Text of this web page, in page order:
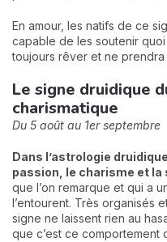
En amour, les natifs de ce
capable de les soutenir quoi
toujours rêver et ne
Le signe druidique
charismatique
Du 5 août au 1er septembre
Dans l’astrologie
passion, le charisme et la
que l’on remarque et qui a
l’entourent. Très organisés
signe ne laissent rien au
que c’est ce comportement